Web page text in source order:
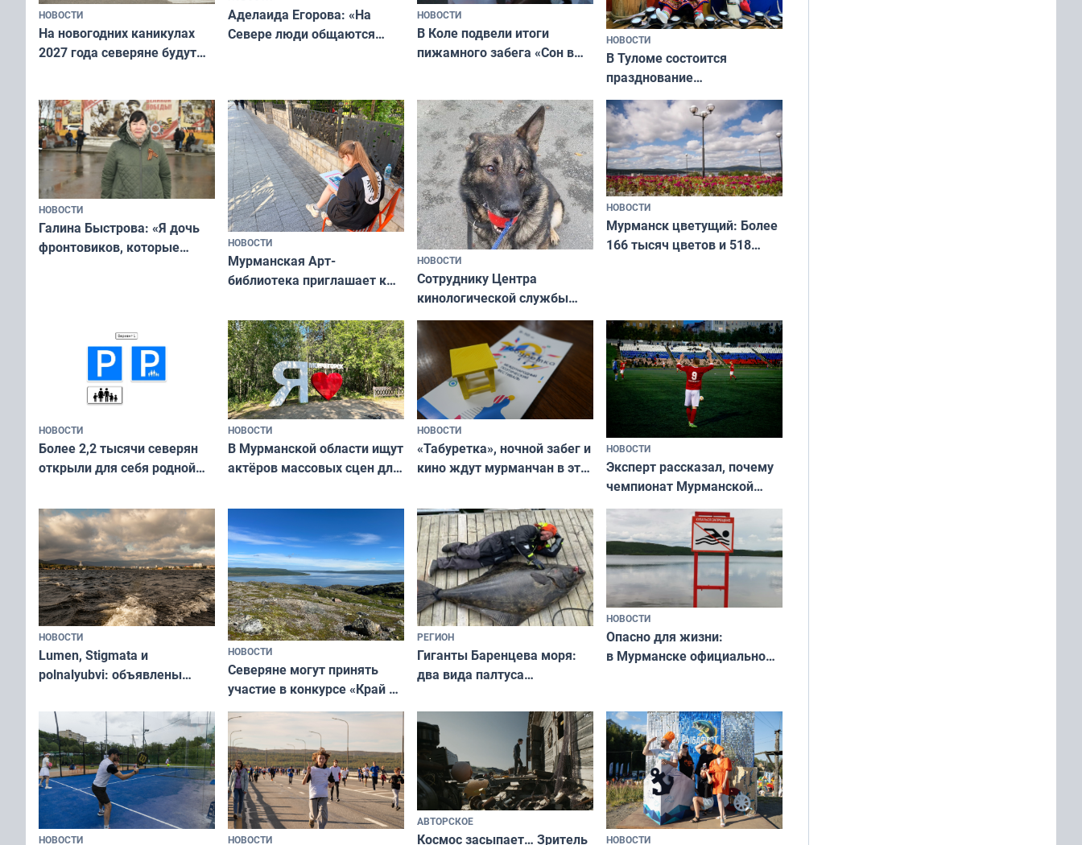
НОВОСТИ
На новогодних каникулах
2027 года северяне будут
Аделаида Егорова: «На
Севере люди общаются
НОВОСТИ
В Коле подвели итоги
пижамного забега «Сон в
НОВОСТИ
В Туломе состоится
празднование
Международного дня
коренных народов мира
НОВОСТИ
Галина Быстрова: «Я дочь
фронтовиков, которые
НОВОСТИ
Мурманская Арт-
библиотека приглашает к
и фотографов
НОВОСТИ
Сотруднику Центра
кинологической службы
ищут новый дом
НОВОСТИ
Мурманск цветущий: Более
166 тысяч цветов и 518
НОВОСТИ
Более 2,2 тысячи северян
открыли для себя родной
«Туризм для своих»
НОВОСТИ
В Мурманской области ищут
актёров массовых сцен для
короткометражном фильме
НОВОСТИ
«Табуретка», ночной забег и
кино ждут мурманчан в эти
НОВОСТИ
Эксперт рассказал, почему
чемпионат Мурманской
области по футболу остался
незамеченным
НОВОСТИ
Lumen, Stigmata и
polnalyubvi: объявлены
«Имандра» в 2026 года
НОВОСТИ
Северяне могут принять
участие в конкурсе «Край у
северной границы: фотогид
по Печенгскому округу»
РЕГИОН
Гиганты Баренцева моря:
два вида палтуса
НОВОСТИ
Опасно для жизни:
в Мурманске официально
НОВОСТИ НОВОСТИ
АВТОРСКОЕ
Космос засыпает… Зритель НОВОСТИ